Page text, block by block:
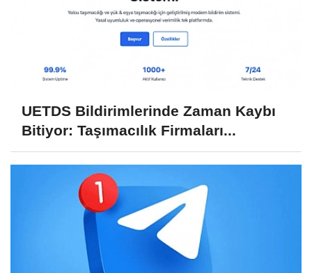
UETDS Bildirimlerinde Zaman Kaybı
Bitiyor: Taşımacılık Firmaları...